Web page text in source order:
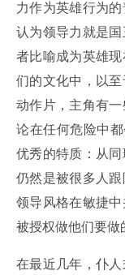
力作为英雄行为
认为领导力就是
者比喻成为英雄
们的文化中，以
动作片，主角有
论在任何危险中
优秀的特质：从
仍然是被很多人
领导风格在敏捷
被授权做他们要做
在最近几年，仆